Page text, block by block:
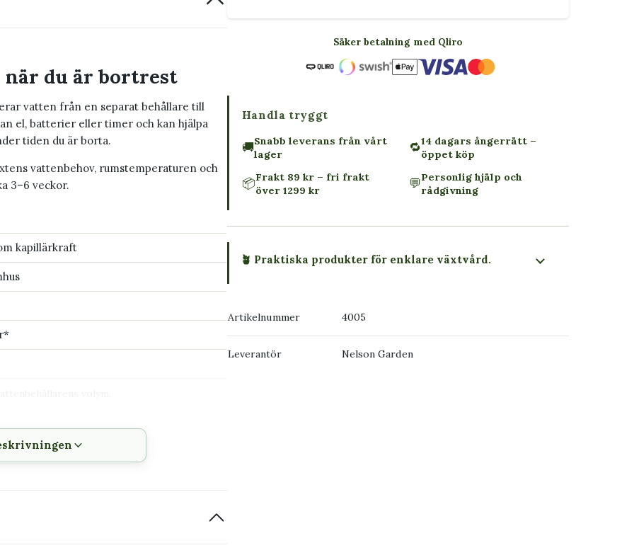
du är bortrest
vatten från en separat behållare till
el, batterier eller timer och kan hjälpa
tiden du är borta.
vattenbehov, rumstemperaturen och
3–6 veckor.
kapillärkraft
bort.
Säker betalning med Qliro
Handla tryggt
🚚Snabb leverans från vårt
lager
🔁14 dagars ångerrätt –
öppet köp
📦Frakt 89 kr – fri frakt
över 1299 kr
💬Personlig hjälp och
rådgivning
🪴 Praktiska produkter för enklare växtvård.
Artikelnummer 4005
Leverantör Nelson Garden